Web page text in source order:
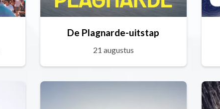
De Plagnarde-uitstap
21 augustus